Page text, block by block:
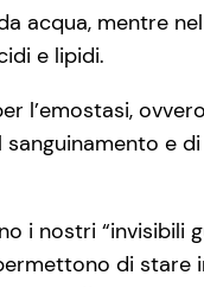
acqua, mentre
e lipidi.
l’emostasi,
e
i nostri “invisibili
di stare